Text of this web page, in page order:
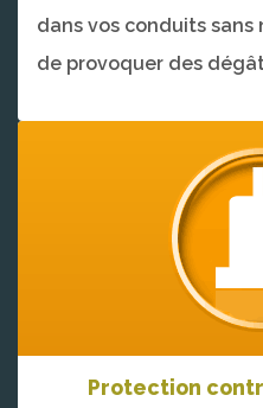
dans vos conduits sans
de provoquer des
Protection